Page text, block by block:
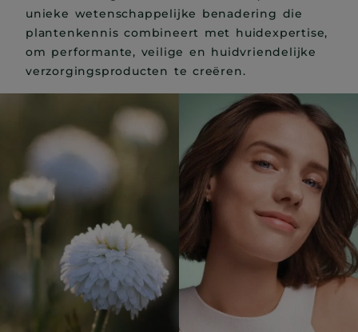
unieke wetenschappelijke benadering die
plantenkennis combineert met huidexpertise,
om performante, veilige en huidvriendelijke
verzorgingsproducten te creëren.